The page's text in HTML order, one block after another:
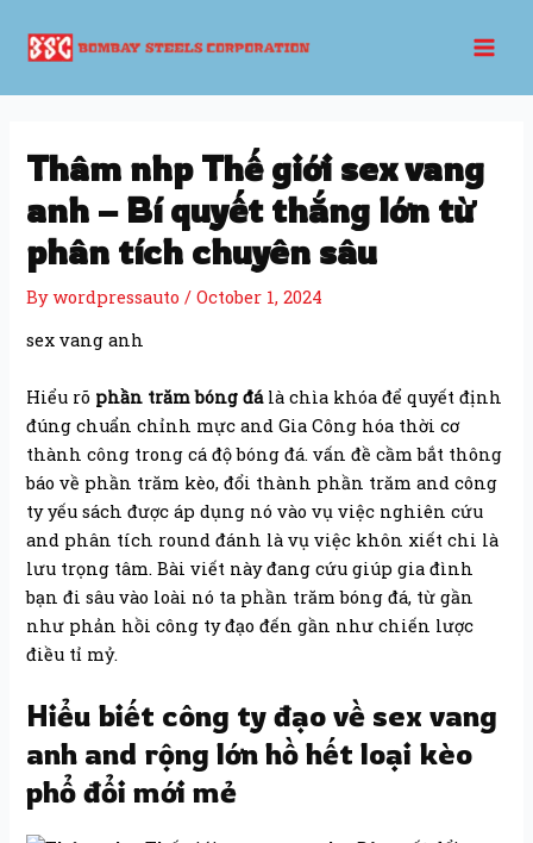
content
Thâm nhp Thế giới sex vang
anh – Bí quyết thắng lớn từ
phân tích chuyên sâu
Bywordpressauto/October 1, 2024
sex vang anh
Hiểu rõ phần trăm bóng đálà chìa khóa để quyết định
đúng chuẩn chỉnh mực and Gia Công hóa thời cơ
thành công trong cá độ bóng đá. vấn đề cầm bắt thông
báo về phần trăm kèo, đổi thành phần trăm and công
ty yếu sách được áp dụng nó vào vụ việc nghiên cứu
and phân tích round đánh là vụ việc khôn xiết chi là
lưu trọng tâm. Bài viết này đang cứu giúp gia đình
bạn đi sâu vào loài nó ta phần trăm bóng đá, từ gần
như phản hồi công ty đạo đến gần như chiến lược
điều tỉ mỷ.
Hiểu biết công ty đạo về sex vang
anh and rộng lớn hồ hết loại kèo
phổ đổi mới mẻ
navigation